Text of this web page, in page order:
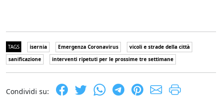
TAGS isernia Emergenza Coronavirus
vicoli e strade della città
sanificazione
interventi ripetuti per le prossime tre settimane
Condividi su: